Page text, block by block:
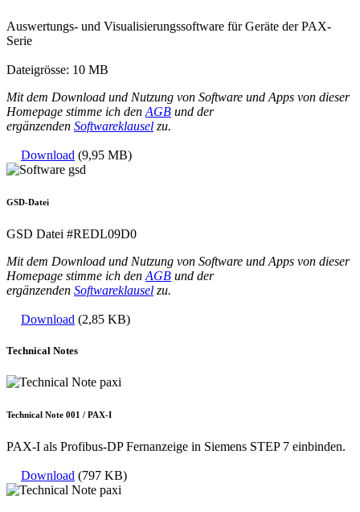
Auswertungs- und Visualisierungssoftware für Geräte der PAX-
Serie
Dateigrösse: 10 MB
Mit dem Download und Nutzung von Software und Apps von dieser
Homepage stimme ich den AGB und der
ergänzenden Softwareklausel zu.
Download (9,95 MB)
GSD-Datei
GSD Datei #REDL09D0
Mit dem Download und Nutzung von Software und Apps von dieser
Homepage stimme ich den AGB und der
ergänzenden Softwareklausel zu.
Download (2,85 KB)
Technical Notes
Technical Note 001 / PAX-I
PAX-I als Profibus-DP Fernanzeige in Siemens STEP 7 einbinden.
Download (797 KB)